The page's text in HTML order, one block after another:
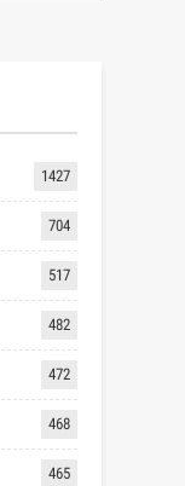
1427
704
517
482
472
468
465